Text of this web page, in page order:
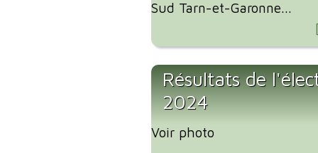
Sud Tarn-et-Garonne...
Résultats de
2024
Voir photo